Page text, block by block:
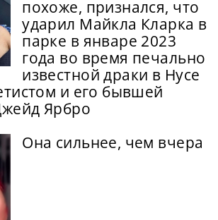
похоже, признался, что
ударил Майкла Кларка в
парке в январе 2023
года во время печально
известной драки в Нусе
и его бывшей
Ярбро
Она сильнее, чем вчера